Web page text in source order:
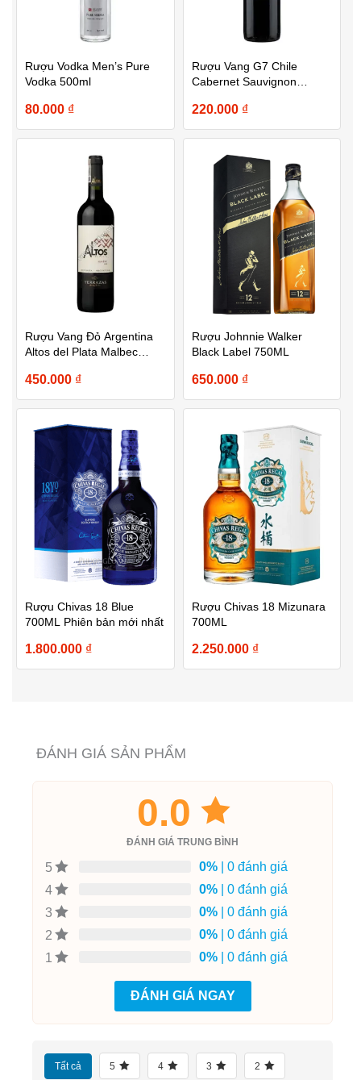
Rượu Vodka Men’s Pure
Vodka 500ml
80.000 ₫
Rượu Vang G7 Chile
Cabernet Sauvignon
220.000 ₫
Rượu Vang Đỏ Argentina
Altos del Plata Malbec
450.000 ₫
Rượu Johnnie Walker
Black Label 750ML
650.000 ₫
Rượu Chivas 18 Blue
700ML Phiên bản mới nhất
1.800.000 ₫
Rượu Chivas 18 Mizunara
700ML
2.250.000 ₫
ĐÁNH GIÁ SẢN PHẨM
0.0
ĐÁNH GIÁ TRUNG BÌNH
5 0% | 0 đánh giá
4
0% | 0 đánh giá
3
0% | 0 đánh giá
2
0% | 0 đánh giá
1
0% | 0 đánh giá
ĐÁNH GIÁ NGAY
Tất cả 5 4 3 2